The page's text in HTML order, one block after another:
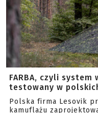
FARBA, czyli system
testowany w
Polska firma Lesovik
kamuflażu